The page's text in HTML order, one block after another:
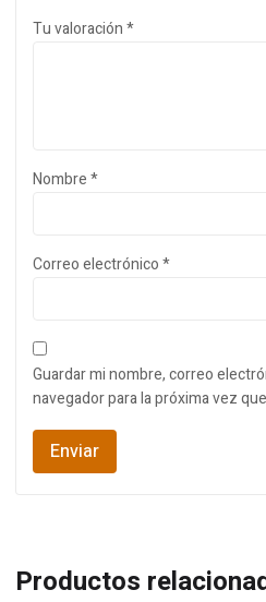
Tu valoración*
Nombre*
Correo electrónico*
Guardar mi nombre, correo
navegador para la próxima vez
Productos